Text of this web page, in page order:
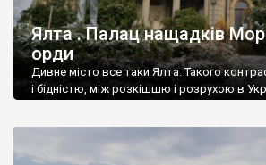
Ялта . Палац нащадків
орди
Дивне місто все таки Ялта. Такого
і бідністю, між розкішшю і розрухою в